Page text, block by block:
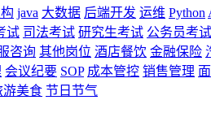
java 大数据 后端开发 运维 Python
试 司法考试 研究生考试 公务员考试
咨询 其他岗位 酒店餐饮 金融保险
会议纪要 SOP 成本管控 销售管理
游美食 节日节气